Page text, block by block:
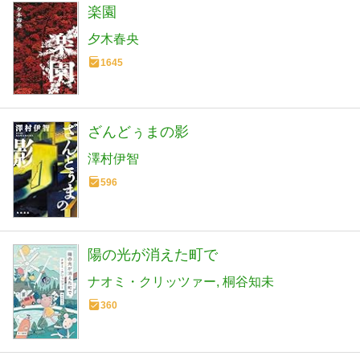
楽園
夕木春央
1645
ざんどぅまの影
澤村伊智
596
陽の光が消えた町で
ナオミ・クリッツァー 桐谷知未
360